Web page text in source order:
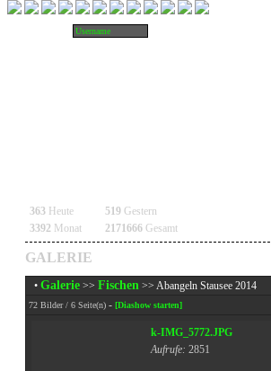
363 Heute 519 Gestern
3392 Monat 2171666 Gesamt
GALERIE
• Galerie >> Fischen >> Abangeln Stausee 2014
72 Bilder / 6 Seite(n) - [Diashow starten]
k-IMG_5772.JPG
Aufrufe: 2851